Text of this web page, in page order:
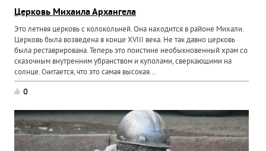
Церковь Михаила Архангела
Это летняя церковь с колокольней. Она находится в районе Михали.
Церковь была возведена в конце XVIII века. Не так давно церковь
была реставрирована. Теперь это поистине необыкновенный храм со
сказочным внутренним убранством и куполами, сверкающими на
солнце. Считается, что это самая высокая...
0